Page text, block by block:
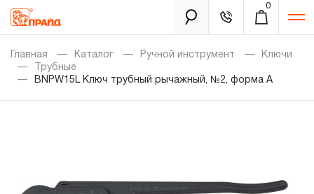
0
Каталог
Золотая лихорадка
Главная Каталог Ручной инструмент
Ключи
Трубные
BNPW15L Ключ трубный рычажный, №2, форма A